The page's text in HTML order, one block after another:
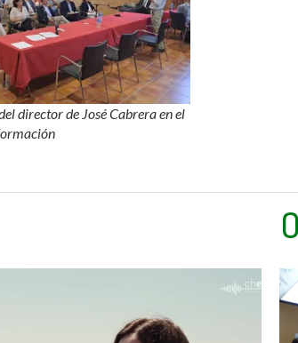
director de José Cabrera en el